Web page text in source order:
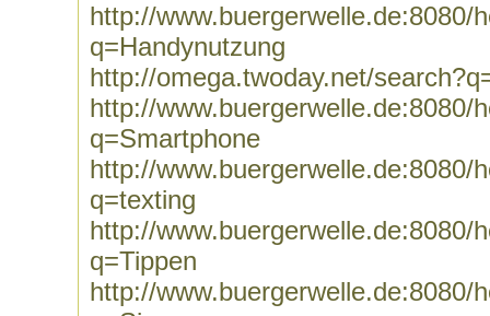
http://www.buergerwelle.de:8080/
q=Handynutzung
http://omega.twoday.net/
http://www.buergerwelle.de:8080/
q=Smartphone
http://www.buergerwelle.de:8080/
q=texting
http://www.buergerwelle.de:8080/
q=Tippen
http://www.buergerwelle.de:8080/